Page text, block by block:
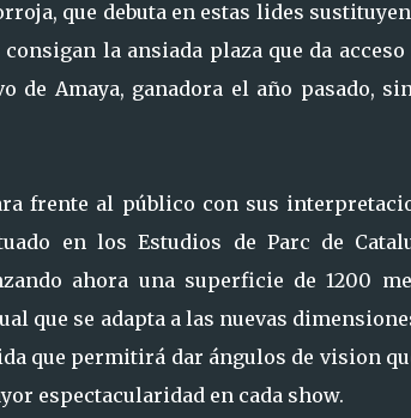
que debuta en estas lides
la ansiada plaza que da acceso
de Amaya, ganadora el año pasado,
frente al público con sus
en los Estudios de Parc de
ahora una superficie de 1200
que se adapta a las nuevas
que permitirá dar ángulos de vision
espectacularidad en cada show.